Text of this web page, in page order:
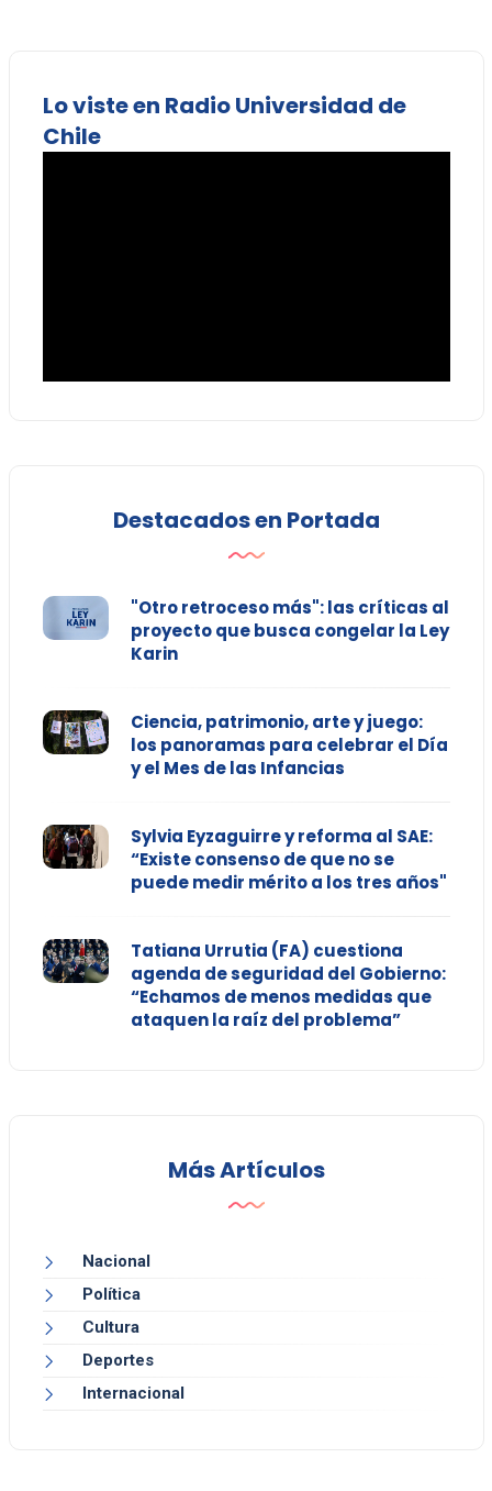
Lo viste en Radio Universidad de
Chile
Destacados en Portada
"Otro retroceso más": las críticas al
proyecto que busca congelar la Ley
Karin
Ciencia, patrimonio, arte y juego:
los panoramas para celebrar el Día
y el Mes de las Infancias
Sylvia Eyzaguirre y reforma al SAE:
“Existe consenso de que no se
puede medir mérito a los tres años"
Tatiana Urrutia (FA) cuestiona
agenda de seguridad del Gobierno:
“Echamos de menos medidas que
ataquen la raíz del problema”
Más Artículos
Nacional
Política
Cultura
Deportes
Internacional